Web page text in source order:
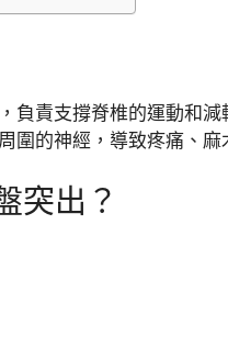
負責支撐脊椎的運動和
圍的神經，導致疼痛、麻
突出？